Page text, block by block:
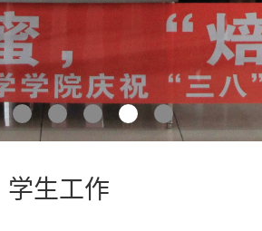
学生工作